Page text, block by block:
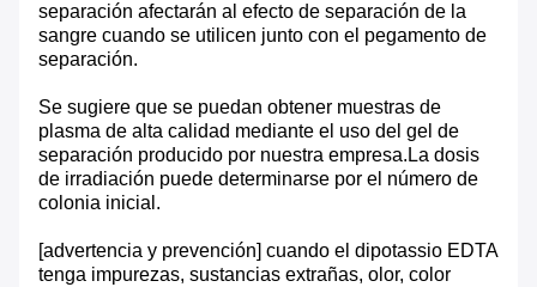
separación afectarán al efecto de separación de la
sangre cuando se utilicen junto con el pegamento de
separación.
Se sugiere que se puedan obtener muestras de
plasma de alta calidad mediante el uso del gel de
separación producido por nuestra empresa.La dosis
de irradiación puede determinarse por el número de
colonia inicial.
[advertencia y prevención] cuando el dipotassio EDTA
tenga impurezas, sustancias extrañas, olor, color